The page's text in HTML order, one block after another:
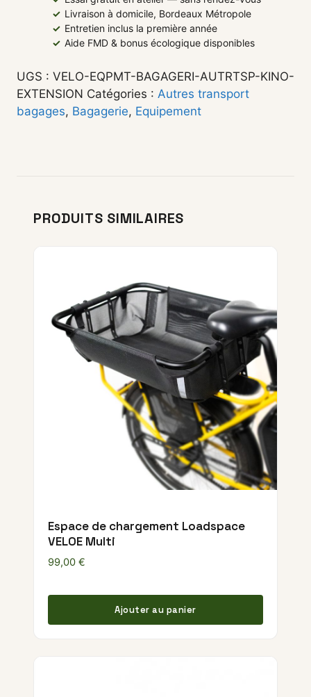
✓ Livraison à domicile, Bordeaux Métropole
✓ Entretien inclus la première année
✓ Aide FMD & bonus écologique disponibles
UGS : VELO-EQPMT-BAGAGERI-AUTRTSP-KINO-
EXTENSION Catégories : Autres transport
bagages, Bagagerie, Equipement
PRODUITS SIMILAIRES
Espace de chargement Loadspace
VELOE Multi
99,00 €
Ajouter au panier